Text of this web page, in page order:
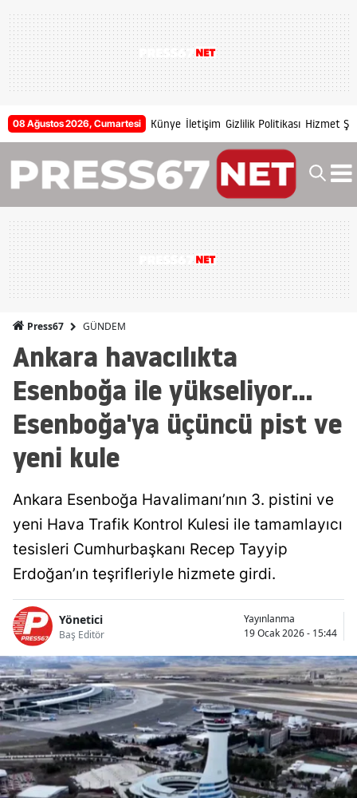
08 Ağustos 2026, Cumartesi Künye İletişim Gizlilik Politikası Hizmet
Press67 GÜNDEM
Ankara havacılıkta
Esenboğa ile yükseliyor...
Esenboğa'ya üçüncü pist ve
yeni kule
Ankara Esenboğa Havalimanı’nın 3. pistini ve
yeni Hava Trafik Kontrol Kulesi ile tamamlayıcı
tesisleri Cumhurbaşkanı Recep Tayyip
Erdoğan’ın teşrifleriyle hizmete girdi.
Yönetici
Baş Editör
Yayınlanma
19 Ocak 2026 - 15:44